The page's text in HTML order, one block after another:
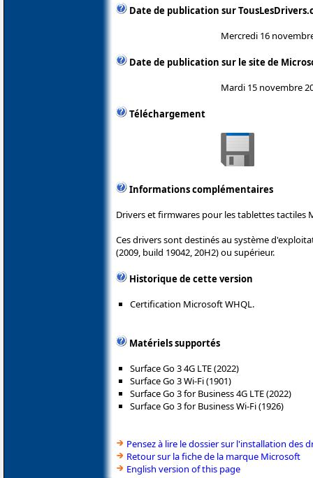
Date de publication sur
Mercredi 16
Date de publication sur le site de
Mardi 15 novembre
Téléchargement
Informations complémentaires
Drivers et firmwares pour les tablettes tactiles
Ces drivers sont destinés au système
(2009, build 19042, 20H2) ou supérieur.
Historique de cette version
Certification Microsoft WHQL.
Matériels supportés
Surface Go 3 4G LTE (2022)
Surface Go 3 Wi-Fi (1901)
Surface Go 3 for Business 4G LTE (2022)
Surface Go 3 for Business Wi-Fi (1926)
Pensez à lire le dossier sur l'installation des
Retour sur la fiche de la marque Microsoft
English version of this page